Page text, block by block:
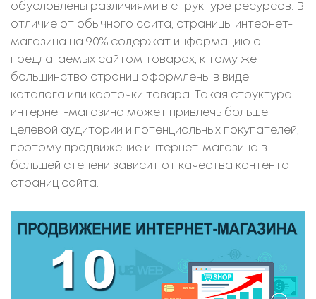
обусловлены различиями в структуре ресурсов. В
отличие от обычного сайта, страницы интернет-
магазина на 90% содержат информацию о
предлагаемых сайтом товарах, к тому же
большинство страниц оформлены в виде
каталога или карточки товара. Такая структура
интернет-магазина может привлечь больше
целевой аудитории и потенциальных покупателей,
поэтому продвижение интернет-магазина в
большей степени зависит от качества контента
страниц сайта.